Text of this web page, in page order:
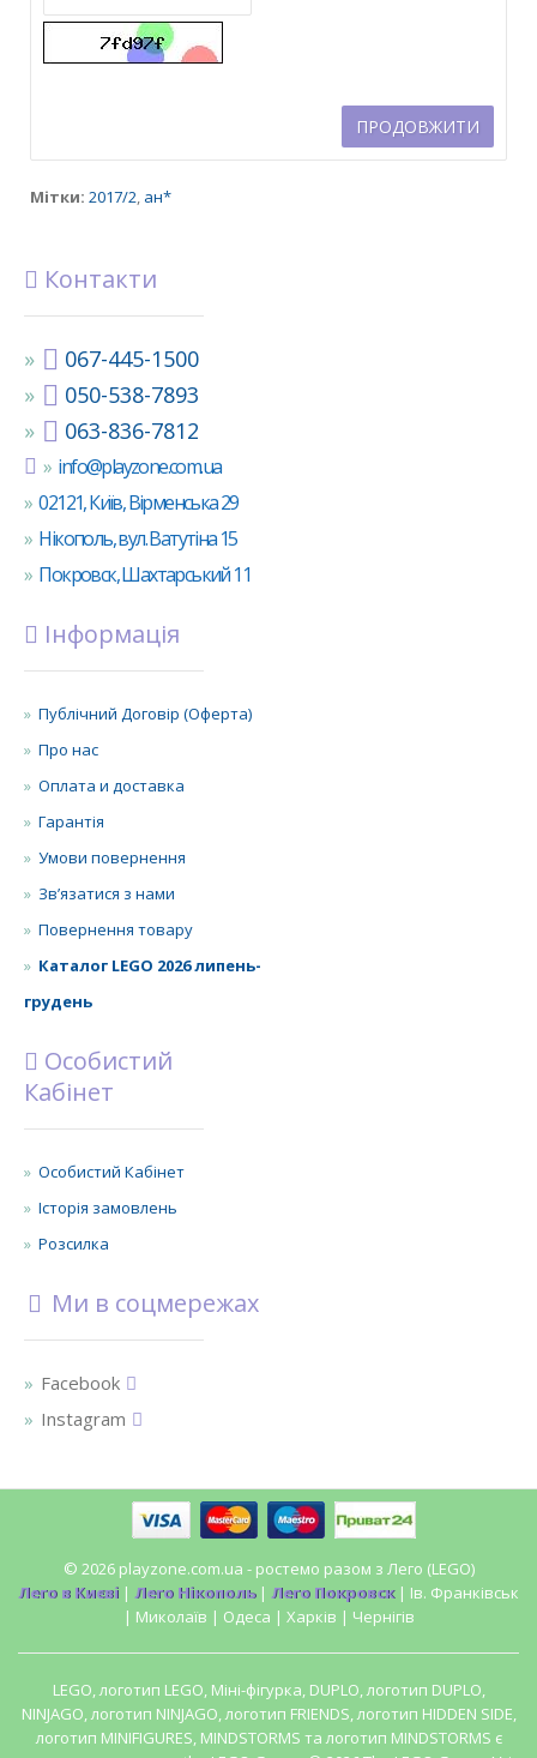
ПРОДОВЖИТИ
Мітки: 2017/2 ан*
Контакти
067-445-1500
050-538-7893
063-836-7812
info@playzone.com.ua
02121, Київ, Вірменська 29
Нікополь, вул. Ватутіна 15
Покровск, Шахтарський 11
Інформація
Публічний Договір (Оферта)
Про нас
Оплата и доставка
Гарантія
Умови повернення
Зв’язатися з нами
Повернення товару
Каталог LEGO 2026 липень-
грудень
Особистий
Кабінет
Особистий Кабінет
Історія замовлень
Розсилка
Ми в соцмережах
Facebook
Instagram
© 2026 playzone.com.ua - ростемо разом з Лего (LEGO)
Лего в Києві | Лего Нікополь| Лего Покровск| Ів. Франківськ
| Миколаїв | Одеса | Харків | Чернігів
LEGO, логотип LEGO, Міні-фігурка, DUPLO, логотип DUPLO,
NINJAGO, логотип NINJAGO, логотип FRIENDS, логотип HIDDEN SIDE,
логотип MINIFIGURES, MINDSTORMS та логотип MINDSTORMS є